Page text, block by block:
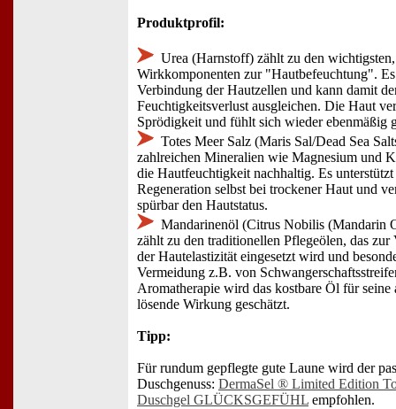
Produktprofil:
Urea (Harnstoff) zählt zu den
Wirkkomponenten zur "Hautbefeuchtung".
Verbindung der Hautzellen und kann damit
Feuchtigkeitsverlust ausgleichen. Die Haut
Sprödigkeit und fühlt sich wieder ebenmäßig
Totes Meer Salz (Maris Sal/Dead Sea
zahlreichen Mineralien wie Magnesium und
die Hautfeuchtigkeit nachhaltig. Es
Regeneration selbst bei trockener Haut und
spürbar den Hautstatus.
Mandarinenöl (Citrus Nobilis (Mandarin
zählt zu den traditionellen Pflegeölen, das zur
der Hautelastizität eingesetzt wird und
Vermeidung z.B. von
Aromatherapie wird das kostbare Öl für seine
lösende Wirkung geschätzt.
Tipp:
Für rundum gepflegte gute Laune wird der
Duschgenuss: DermaSel ® Limited Edition
Duschgel GLÜCKSGEFÜHL empfohlen.